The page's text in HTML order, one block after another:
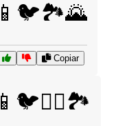
📱🐦🏞️🌄
Copiar
📱🐦🚴‍♂️🏞️